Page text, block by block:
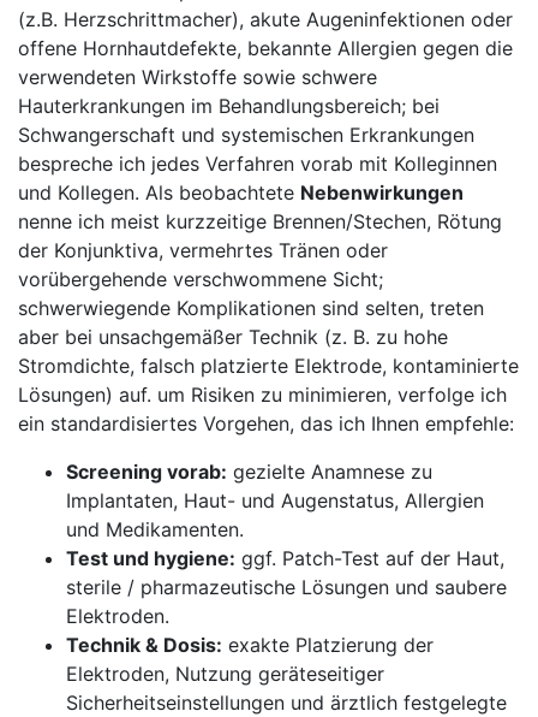
(z.B. Herzschrittmacher), ‌akute Augeninfektionen ​oder
offene‍ Hornhautdefekte, ⁢bekannte Allergien gegen ‍die
verwendeten⁣ Wirkstoffe‍ sowie schwere⁢
Hauterkrankungen im ⁤Behandlungsbereich; bei
Schwangerschaft und systemischen Erkrankungen
bespreche ⁢ich‍ jedes Verfahren vorab mit Kolleginnen⁣
und Kollegen. Als ​beobachtete Nebenwirkungen
nenne ich meist kurzzeitige Brennen/Stechen, Rötung
der Konjunktiva, vermehrtes Tränen‌ oder
vorübergehende ​verschwommene ⁢Sicht;
schwerwiegende​ Komplikationen sind selten, ⁣treten​
aber bei unsachgemäßer ⁢Technik⁢ (z. B. zu ⁢hohe
Stromdichte, falsch platzierte Elektrode, kontaminierte
Lösungen) auf.⁣ um Risiken zu minimieren, verfolge ich
ein ‍standardisiertes Vorgehen, das ich Ihnen ⁣empfehle:
Screening vorab: gezielte Anamnese ​zu
Implantaten, Haut-‌ und Augenstatus, Allergien
und Medikamenten.
Test und hygiene: ggf. ⁤Patch-Test auf der Haut,
sterile /​ pharmazeutische Lösungen und saubere
Elektroden.
Technik & Dosis: exakte‍ Platzierung der
Elektroden, Nutzung geräteseitiger
Sicherheitseinstellungen und ärztlich festgelegte